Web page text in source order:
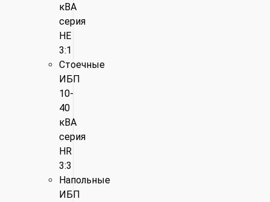
кВА
серия
HE
3:1
Стоечные
ИБП
10-
40
кВА
серия
HR
3:3
Напольные
ИБП